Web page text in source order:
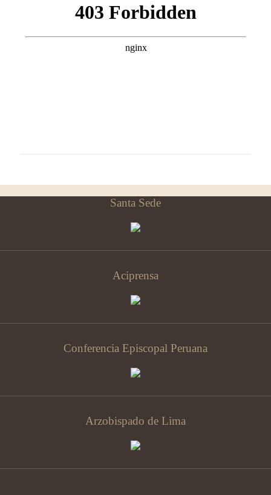
Santa Sede
Aciprensa
Conferencia Episcopal Peruana
Arzobispado de Lima